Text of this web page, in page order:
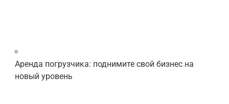
Аренда погрузчика: поднимите свой бизнес на
новый уровень